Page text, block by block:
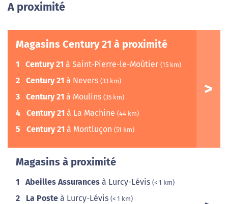
A proximité
Magasins Century 21 à proximité
1 Century 21 à Saint-Pierre-le-Moûtier (15 km)
2 Century 21 à Nevers (33 km)
3 Century 21 à Moulins (35 km)
4 Century 21 à La Machine (44 km)
5 Century 21 à Montluçon (51 km)
Magasins à proximité
1 Abeilles Assurances à Lurcy-Lévis (< 1 km)
2 La Poste à Lurcy-Lévis (< 1 km)